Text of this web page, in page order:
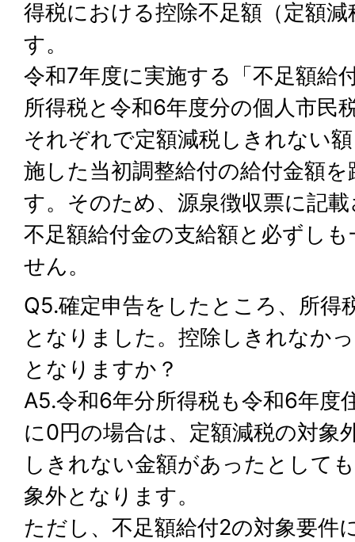
得税における控除不足額（定額
す。
令和7年度に実施する「不足額給
所得税と令和6年度分の個人市民
それぞれで定額減税しきれない
施した当初調整給付の給付金額
す。そのため、源泉徴収票に記
不足額給付金の支給額と必ずし
せん。
Q5.確定申告をしたところ、所得
となりました。控除しきれなか
となりますか？
A5.令和6年分所得税も令和6年度
に0円の場合は、定額減税の対象
しきれない金額があったとして
象外となります。
ただし、不足額給付2の対象要件